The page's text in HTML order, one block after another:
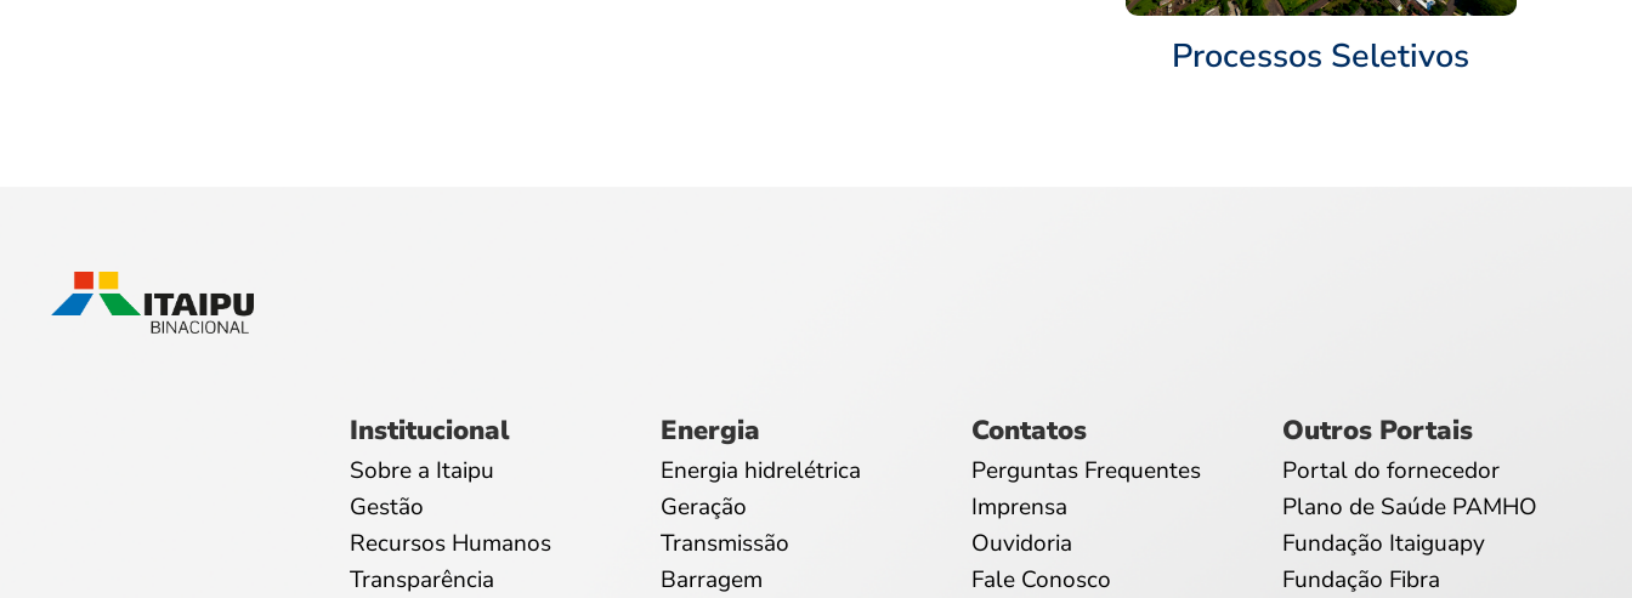
Processos Seletivos
Institucional
Sobre a Itaipu
Gestão
Recursos Humanos
Transparência
Energia
Energia hidrelétrica
Geração
Transmissão
Barragem
Contatos
Perguntas Frequentes
Imprensa
Ouvidoria
Fale Conosco
Outros Portais
Portal do fornecedor
Plano de Saúde PAMHO
Fundação Itaiguapy
Fundação Fibra